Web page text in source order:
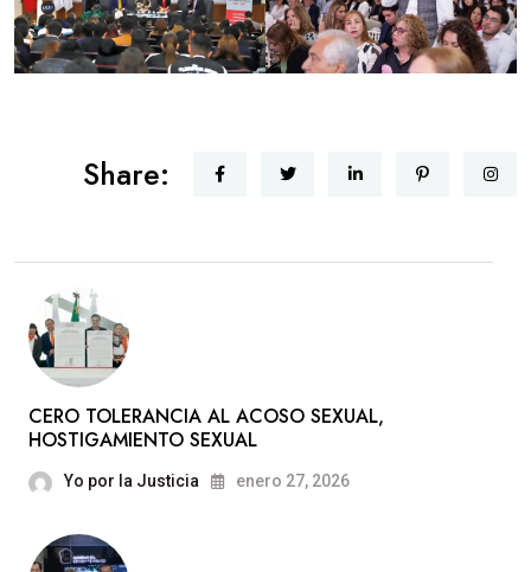
Share:
CERO TOLERANCIA AL ACOSO SEXUAL,
HOSTIGAMIENTO SEXUAL
Yo por la Justicia enero 27, 2026